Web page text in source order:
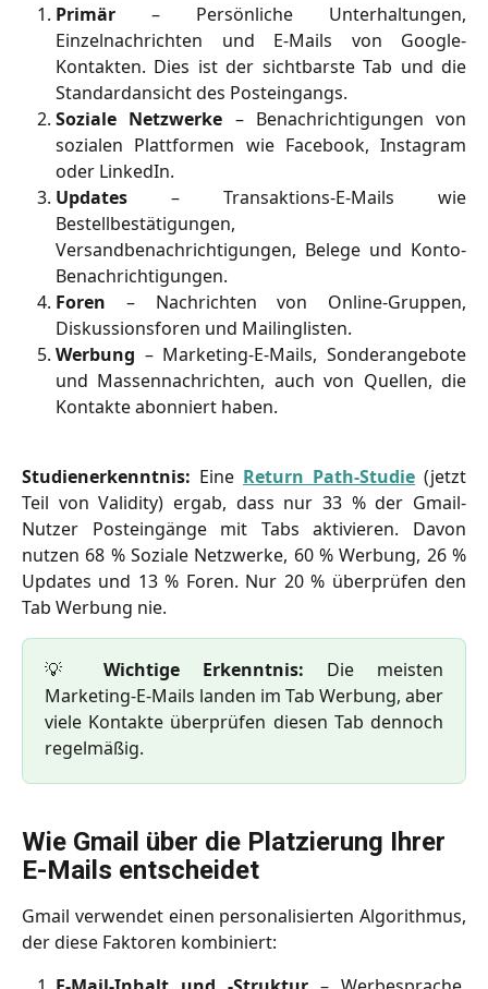
Primär – Persönliche Unterhaltungen,
Einzelnachrichten und E-Mails von Google-
Kontakten. Dies ist der sichtbarste Tab und die
Standardansicht des Posteingangs.
Soziale Netzwerke – Benachrichtigungen von
sozialen Plattformen wie Facebook, Instagram
oder LinkedIn.
Updates – Transaktions-E-Mails wie
Bestellbestätigungen,
Versandbenachrichtigungen, Belege und Konto-
Benachrichtigungen.
Foren – Nachrichten von Online-Gruppen,
Diskussionsforen und Mailinglisten.
Werbung – Marketing-E-Mails, Sonderangebote
und Massennachrichten, auch von Quellen, die
Kontakte abonniert haben.
Studienerkenntnis: Eine Return Path-Studie (jetzt
Teil von Validity) ergab, dass nur 33 % der Gmail-
Nutzer Posteingänge mit Tabs aktivieren. Davon
nutzen 68 % Soziale Netzwerke, 60 % Werbung, 26 %
Updates und 13 % Foren. Nur 20 % überprüfen den
Tab Werbung nie.
💡 Wichtige Erkenntnis: Die meisten
Marketing-E-Mails landen im Tab Werbung, aber
viele Kontakte überprüfen diesen Tab dennoch
regelmäßig.
Wie Gmail über die Platzierung Ihrer
E-Mails entscheidet
Gmail verwendet einen personalisierten Algorithmus,
der diese Faktoren kombiniert: